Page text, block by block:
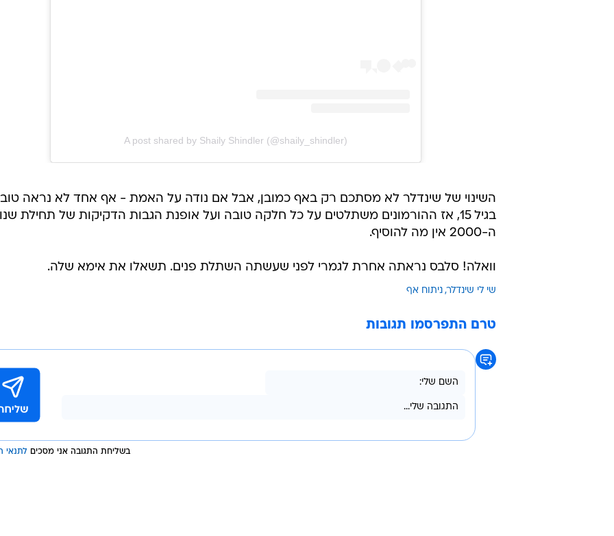
A post shared by Shaily Shindler (@shaily_shindler)
השינוי של שינדלר לא מסתכם רק באף כמובן, אבל אם נודה על האמת - אף אחד לא נראה טוב
בגיל 15, אז ההורמונים משתלטים על כל חלקה טובה ועל אופנת הגבות הדקיקות של תחילת
ה-2000 אין מה להוסיף.
וואלה! סלבס נראתה אחרת לגמרי לפני שעשתה השתלת פנים. תשאלו את אימא שלה.
שי לי שינדלר ניתוח אף
טרם התפרסמו תגובות
בשליחת התגובה אני מסכים לתנאי